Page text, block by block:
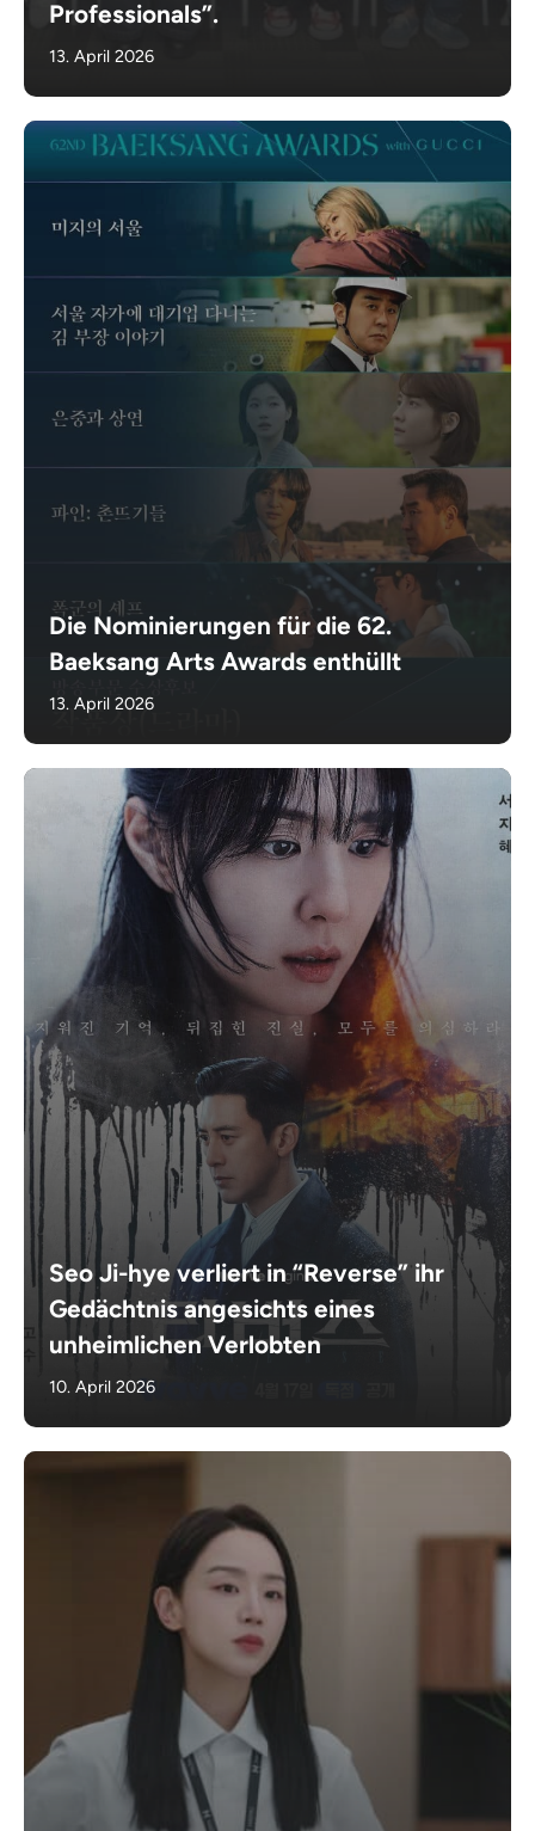
Professionals”.
13. April 2026
Die Nominierungen für die 62.
Baeksang Arts Awards enthüllt
13. April 2026
Seo Ji-hye verliert in “Reverse” ihr
Gedächtnis angesichts eines
unheimlichen Verlobten
10. April 2026